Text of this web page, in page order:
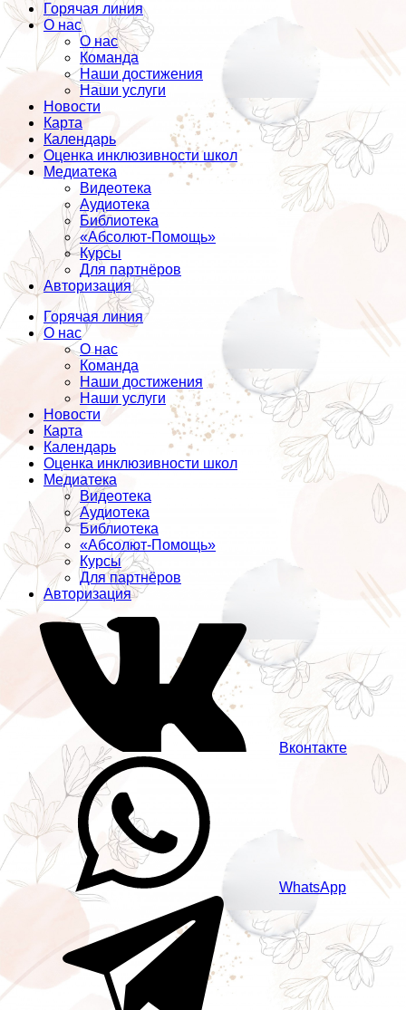
Горячая линия
О нас
О нас
Команда
Наши достижения
Наши услуги
Новости
Карта
Календарь
Оценка инклюзивности школ
Медиатека
Видеотека
Аудиотека
Библиотека
«Абсолют-Помощь»
Курсы
Для партнёров
Авторизация
Горячая линия
О нас
О нас
Команда
Наши достижения
Наши услуги
Новости
Карта
Календарь
Оценка инклюзивности школ
Медиатека
Видеотека
Аудиотека
Библиотека
«Абсолют-Помощь»
Курсы
Для партнёров
Авторизация
Вконтакте
WhatsApp